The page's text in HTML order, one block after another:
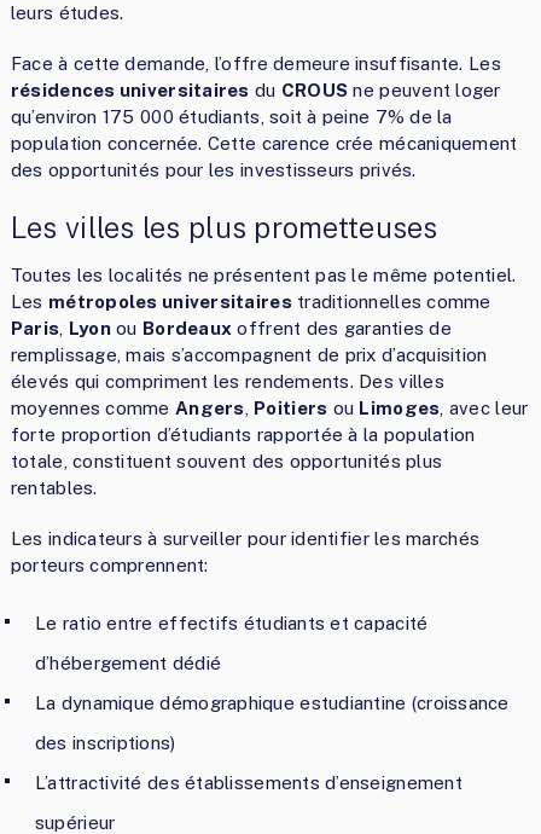
leurs études.
Face à cette demande, l’offre demeure insuffisante. Les
résidences universitaires du CROUS ne peuvent loger
qu’environ 175 000 étudiants, soit à peine 7% de la
population concernée. Cette carence crée mécaniquement
des opportunités pour les investisseurs privés.
Les villes les plus prometteuses
Toutes les localités ne présentent pas le même potentiel.
Les métropoles universitaires traditionnelles comme
Paris Lyonou Bordeaux offrent des garanties de
remplissage, mais s’accompagnent de prix d’acquisition
élevés qui compriment les rendements. Des villes
moyennes comme Angers Poitiers ou Limoges , avec leur
forte proportion d’étudiants rapportée à la population
totale, constituent souvent des opportunités plus
rentables.
Les indicateurs à surveiller pour identifier les marchés
porteurs comprennent:
Le ratio entre effectifs étudiants et capacité
d’hébergement dédié
La dynamique démographique estudiantine (croissance
des inscriptions)
L’attractivité des établissements d’enseignement
supérieur